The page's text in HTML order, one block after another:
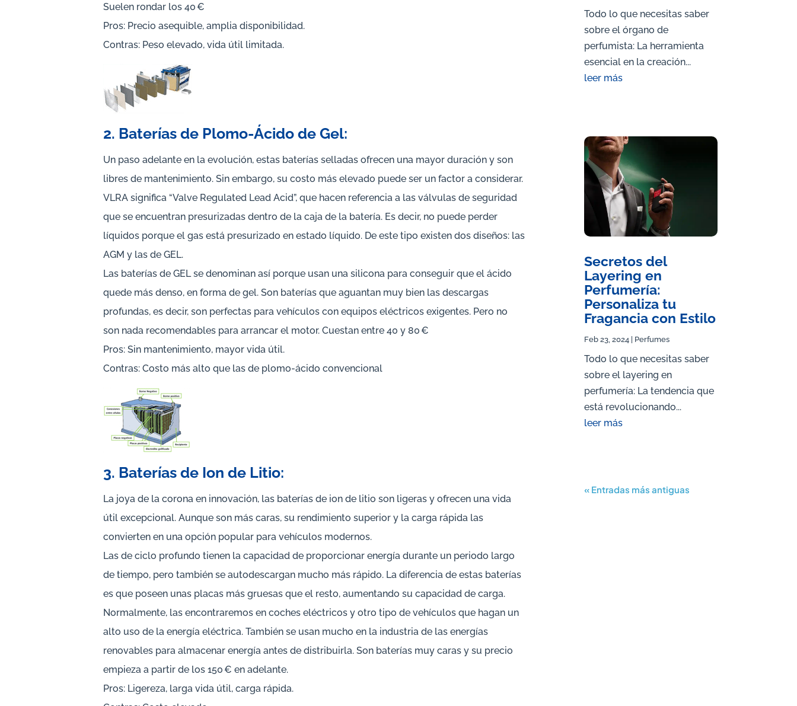
Suelen rondar los 40 €
Pros: Precio asequible, amplia disponibilidad.
Contras: Peso elevado, vida útil limitada.
2. Baterías de Plomo-Ácido de Gel:
Un paso adelante en la evolución, estas baterías selladas ofrecen una mayor duración y son
libres de mantenimiento. Sin embargo, su costo más elevado puede ser un factor a considerar.
VLRA significa “Valve Regulated Lead Acid”, que hacen referencia a las válvulas de seguridad
que se encuentran presurizadas dentro de la caja de la batería. Es decir, no puede perder
líquidos porque el gas está presurizado en estado líquido. De este tipo existen dos diseños: las
AGM y las de GEL.
Las baterías de GEL se denominan así porque usan una silicona para conseguir que el ácido
quede más denso, en forma de gel. Son baterías que aguantan muy bien las descargas
profundas, es decir, son perfectas para vehículos con equipos eléctricos exigentes. Pero no
son nada recomendables para arrancar el motor. Cuestan entre 40 y 80 €
Pros: Sin mantenimiento, mayor vida útil.
Contras: Costo más alto que las de plomo-ácido convencional
3. Baterías de Ion de Litio:
La joya de la corona en innovación, las baterías de ion de litio son ligeras y ofrecen una vida
útil excepcional. Aunque son más caras, su rendimiento superior y la carga rápida las
convierten en una opción popular para vehículos modernos.
Las de ciclo profundo tienen la capacidad de proporcionar energía durante un periodo largo
de tiempo, pero también se autodescargan mucho más rápido. La diferencia de estas baterías
es que poseen unas placas más gruesas que el resto, aumentando su capacidad de carga.
Normalmente, las encontraremos en coches eléctricos y otro tipo de vehículos que hagan un
alto uso de la energía eléctrica. También se usan mucho en la industria de las energías
renovables para almacenar energía antes de distribuirla. Son baterías muy caras y su precio
empieza a partir de los 150 € en adelante.
Pros: Ligereza, larga vida útil, carga rápida.
Todo lo que necesitas saber
sobre el órgano de
perfumista: La herramienta
esencial en la creación...
leer más
Secretos del
Layering en
Perfumería:
Personaliza tu
Fragancia con Estilo
Feb 23, 2024 | Perfumes
Todo lo que necesitas saber
sobre el layering en
perfumería: La tendencia que
está revolucionando...
leer más
« Entradas más antiguas